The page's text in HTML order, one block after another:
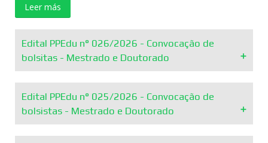
Leer más
Edital PPEdu n° 026/2026 - Convocação de
bolsitas - Mestrado e Doutorado
Considerando Edital PPEdu n.018/2026, referente à
Edital PPEdu n° 025/2026 - Convocação de
bolsistas - Mestrado e Doutorado